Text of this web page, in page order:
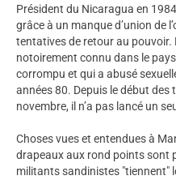
Président du Nicaragua en
grâce à un manque d’union de
tentatives de retour au pouvoir.
notoirement connu dans le
corrompu et qui a abusé
années 80. Depuis le début des
novembre, il n’a pas lancé un
Choses vues et entendues à
drapeaux aux rond points sont
militants sandinistes "tiennent"